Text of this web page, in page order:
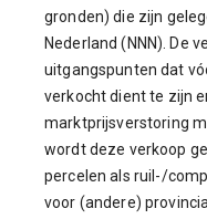
gronden) die zijn
Nederland (NNN). De
uitgangspunten dat
verkocht dient te zijn
marktprijsverstoring
wordt deze verkoop
percelen als ruil-/
voor (andere)